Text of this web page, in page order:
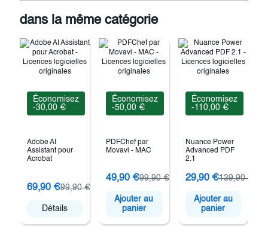
dans la même catégorie
Économisez
-30,00 €
Adobe AI
Assistant pour
Acrobat
69,90 €99,90 €
Détails
Économisez
-50,00 €
PDFChef par
Movavi - MAC
49,90 €99,90 €
Ajouter au
panier
Économisez
-110,00 €
Nuance Power
Advanced PDF
2.1
29,90 €139,90 €
Ajouter au
panier